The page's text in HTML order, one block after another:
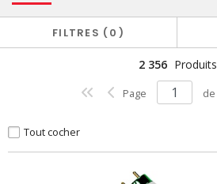
FILTRES 0
2 356 Produits
Page de
Tout cocher